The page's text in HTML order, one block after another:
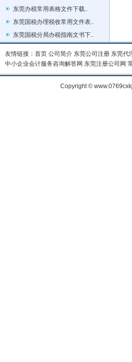
东莞办税常用表格文件下载..
东莞国税办理税收常用文件表..
东莞国税分局办税指南文书下..
友情链接： 首页 公司简介 东莞公司注册 东莞代
中小企业会计服务咨询解答网 东莞注册公司网
Copyright ©